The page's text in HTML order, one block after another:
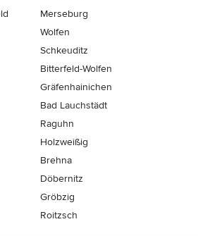
Merseburg
Wolfen
Schkeuditz
Bitterfeld-Wolfen
Gräfenhainichen
Bad Lauchstädt
Raguhn
Holzweißig
Brehna
Döbernitz
Gröbzig
Roitzsch